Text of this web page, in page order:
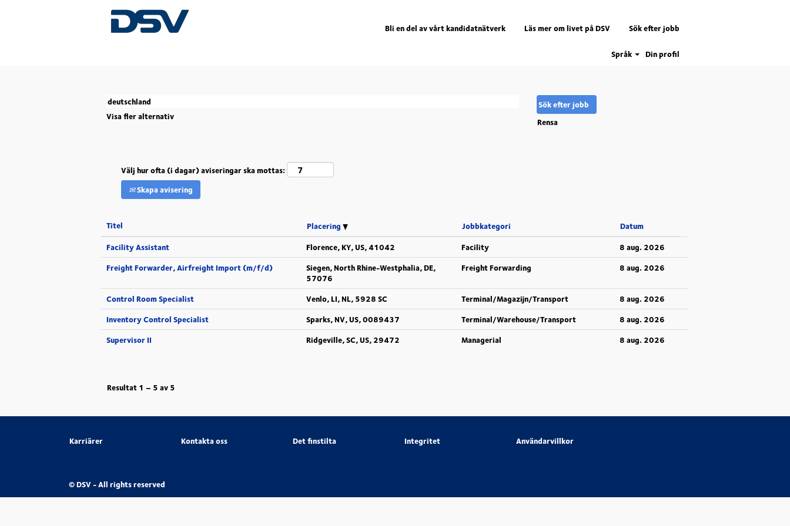
Bli en del av vårt kandidatnätverk Läs mer om livet på DSV Sök efter jobb
Språk Din profil
Start |Deutschland hos DSV
Visa fler alternativ Rensa
Välj hur ofta (i dagar) aviseringar ska mottas:
Skapa avisering
Titel Placering Jobbkategori
Datum
Facility Assistant
Florence, KY, US, 41042 Facility
8 aug. 2026
Freight Forwarder, Airfreight Import (m/f/d)
Siegen, North Rhine-Westphalia, DE,
57076
Freight Forwarding 8 aug. 2026
Control Room Specialist Venlo, LI, NL, 5928 SC Terminal/Magazijn/Transport
8 aug. 2026
Inventory Control Specialist
Sparks, NV, US, 0089437 Terminal/Warehouse/Transport
8 aug. 2026
Supervisor II
Ridgeville, SC, US, 29472 Managerial 8 aug. 2026
Resultat 1 – 5 av 5
Karriärer Kontakta oss Det finstilta Integritet Användarvillkor
© DSV - All rights reserved